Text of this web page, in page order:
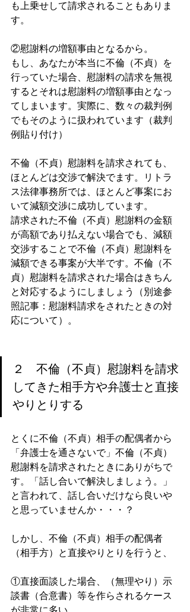
も上乗せして請求されることもありま
す。
②慰謝料の増額事由となるから。
もし、あなたが本当に不倫（不貞）を
行っていた場合、慰謝料の請求を無視
するとそれは慰謝料の増額事由となっ
てしまいます。実際に、数々の裁判例
でもそのように扱われています（裁判
例貼り付け）
不倫（不貞）慰謝料を請求されても、
ほとんどは交渉で解決でます。リトラ
ス法律事務所では、ほとんど事案にお
いて減額交渉に成功しています。
請求された不倫（不貞）慰謝料の金額
が高額であり払えない場合でも、減額
交渉することで不倫（不貞）慰謝料を
減額できる事案が大半です。不倫（不
貞）慰謝料を請求された場合はきちん
と対応するようにしましょう（別途参
照記事：慰謝料請求をされたときの対
応について）。
２　不倫（不貞）慰謝料を請求
してきた相手方や弁護士と直接
やりとりする
とくに不倫（不貞）相手の配偶者から
「弁護士を通さないで」不倫（不貞）
慰謝料を請求されたときにありがちで
す。「話し合いで解決しましょう。」
と言われて、話し合いだけなら良いや
と思っていませんか・・・？
しかし、不倫（不貞）相手の配偶者
（相手方）と直接やりとりを行うと、
①直接面談した場合、（無理やり）示
談書（合意書）等を作らされるケース
が非常に多い